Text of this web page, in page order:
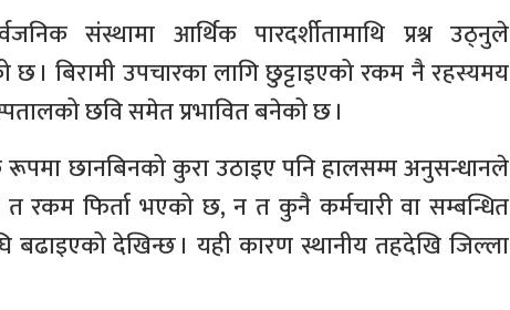
संस्थामा आर्थिक पारदर्शीतामाथि प्रश्न उठ्नुले
छ । बिरामी उपचारका लागि छुट्टाइएको रकम नै रहस्यमय
छवि समेत प्रभावित बनेको छ ।
रूपमा छानबिनको कुरा उठाइए पनि हालसम्म अनुसन्धानले
रकम फिर्ता भएको छ, न त कुनै कर्मचारी वा सम्बन्धित
बढाइएको देखिन्छ । यही कारण स्थानीय तहदेखि जिल्ला